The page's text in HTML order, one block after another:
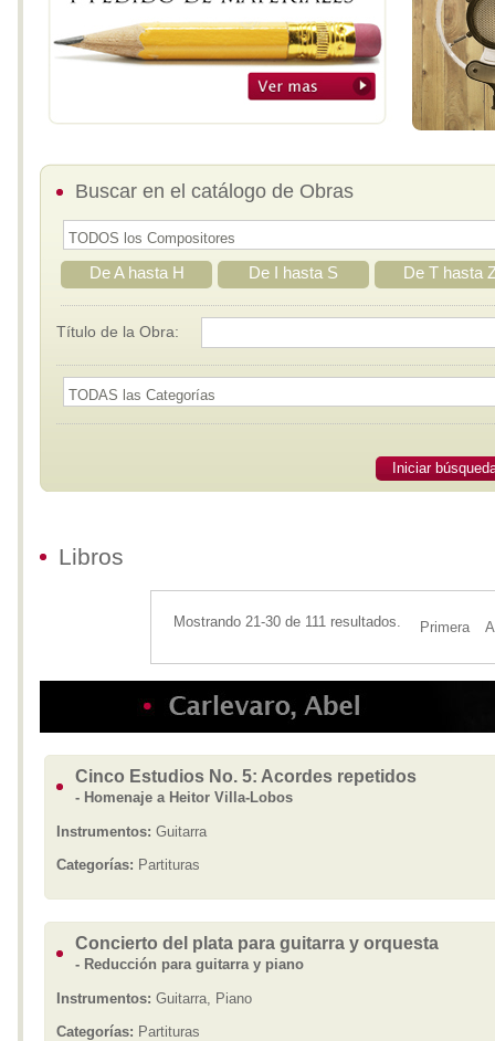
Buscar en el catálogo de Obras
De A hasta H De I hasta S De T hasta
Título de la Obra:
Iniciar
Libros
Mostrando 21-30 de 111 resultados. Primera
Cinco Estudios No. 5: Acordes repetidos
- Homenaje a Heitor Villa-Lobos
Instrumentos: Guitarra
Categorías: Partituras
Concierto del plata para guitarra y orquesta
- Reducción para guitarra y piano
Instrumentos: Guitarra, Piano
Categorías: Partituras